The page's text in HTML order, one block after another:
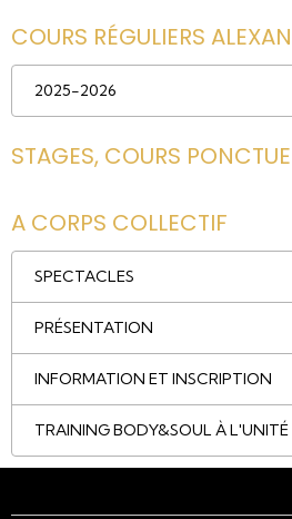
COURS RÉGULIERS
2025-2026
STAGES, COURS
A CORPS COLLECTIF
SPECTACLES
PRÉSENTATION
INFORMATION ET INSCRIPTION
TRAINING BODY&SOUL À L'UNITÉ